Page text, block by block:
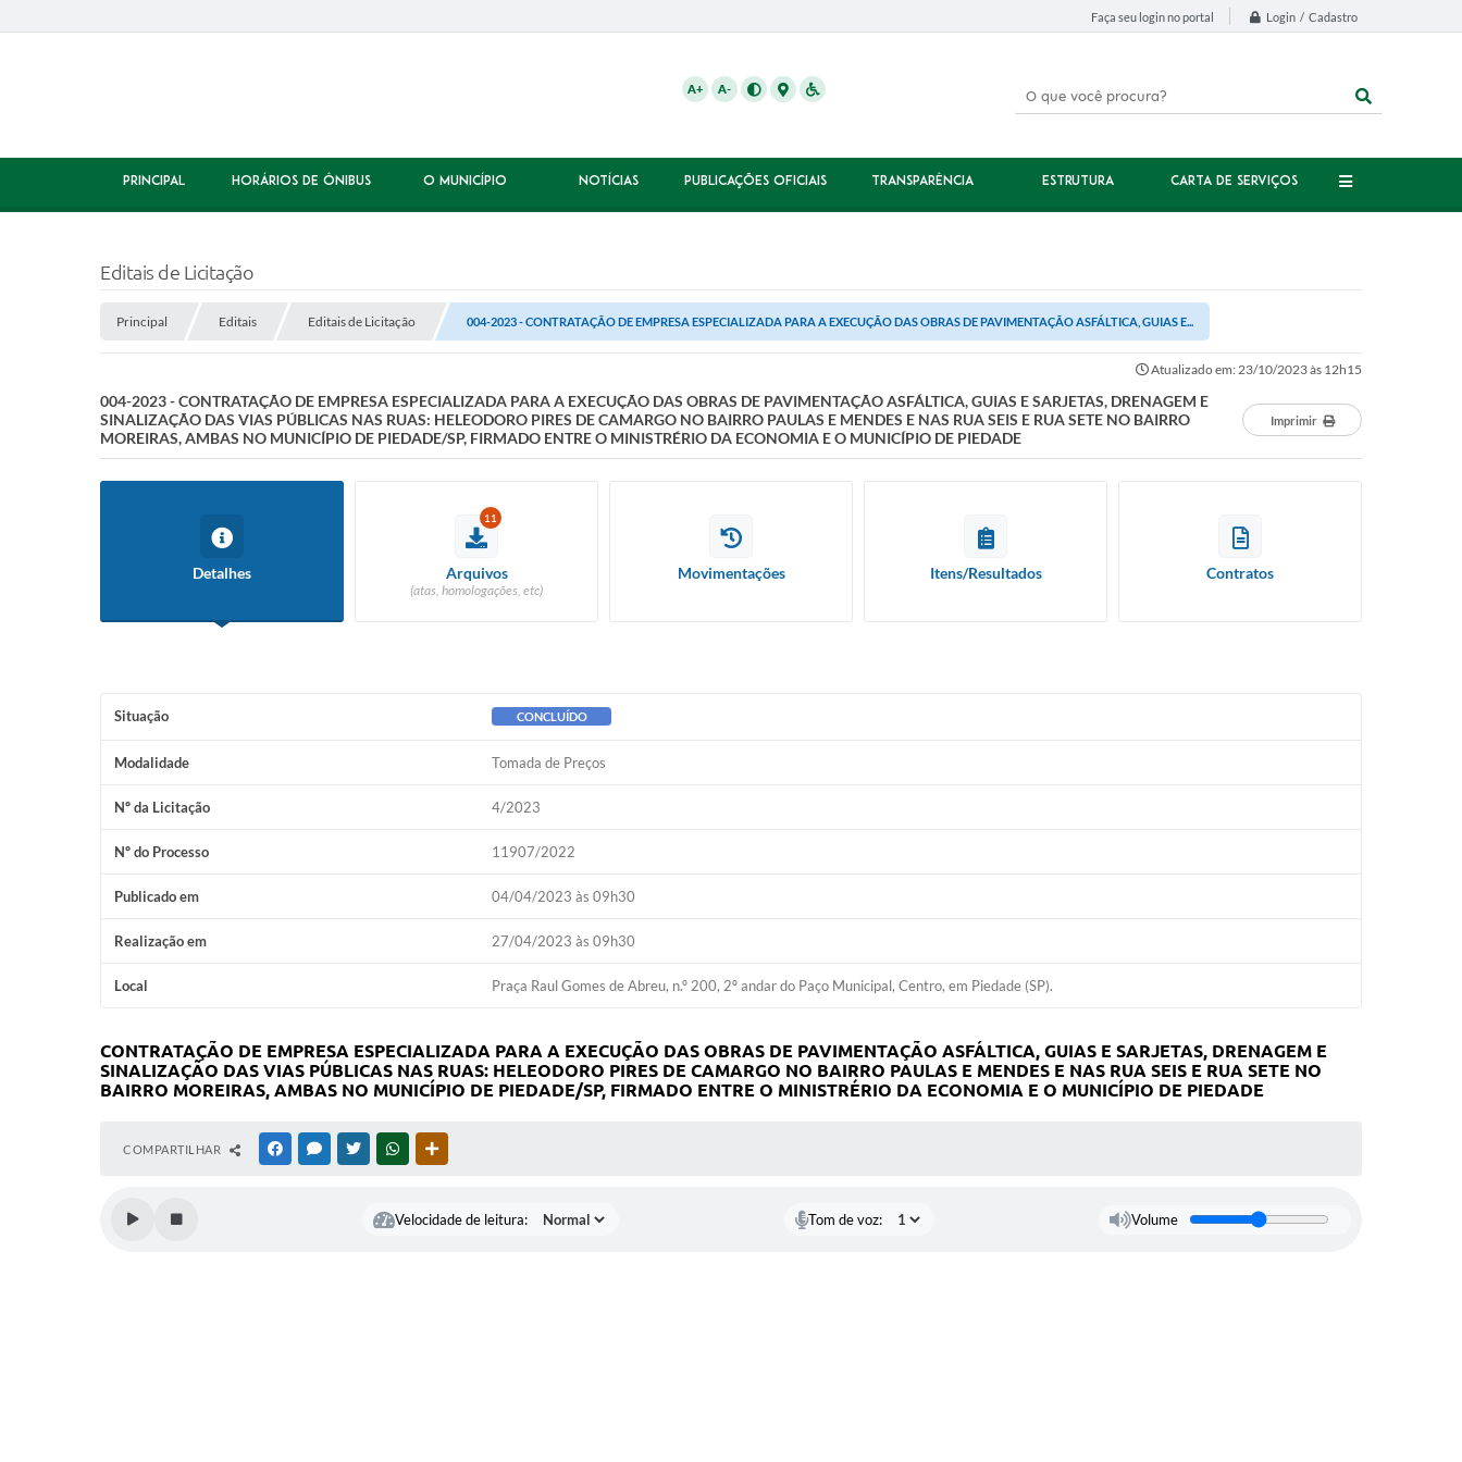
Faça seu login no portal Login / Cadastro
A+ A-
PRINCIPAL HORÁRIOS DE ÔNIBUS O MUNICÍPIO NOTÍCIAS PUBLICAÇÕES OFICIAIS TRANSPARÊNCIA ESTRUTURA CARTA DE SERVIÇOS
Editais de Licitação
Principal Editais Editais de Licitação 004-2023 - CONTRATAÇÃO DE EMPRESA ESPECIALIZADA PARA A EXECUÇÃO DAS OBRAS DE PAVIMENTAÇÃO ASFÁLTICA, GUIAS E...
Atualizado em: 23/10/2023 às 12h15
004-2023 - CONTRATAÇÃO DE EMPRESA ESPECIALIZADA PARA A EXECUÇÃO DAS OBRAS DE PAVIMENTAÇÃO ASFÁLTICA, GUIAS E SARJETAS, DRENAGEM E
SINALIZAÇÃO DAS VIAS PÚBLICAS NAS RUAS: HELEODORO PIRES DE CAMARGO NO BAIRRO PAULAS E MENDES E NAS RUA SEIS E RUA SETE NO BAIRRO
MOREIRAS, AMBAS NO MUNICÍPIO DE PIEDADE/SP, FIRMADO ENTRE O MINISTRÉRIO DA ECONOMIA E O MUNICÍPIO DE PIEDADE
Imprimir
Detalhes
11
Arquivos
(atas, homologações, etc)
Movimentações Itens/Resultados Contratos
Situação CONCLUÍDO
Modalidade Tomada de Preços
Nº da Licitação 4/2023
Nº do Processo 11907/2022
Publicado em 04/04/2023 às 09h30
Realização em 27/04/2023 às 09h30
Local Praça Raul Gomes de Abreu, n.º 200, 2º andar do Paço Municipal, Centro, em Piedade (SP).
CONTRATAÇÃO DE EMPRESA ESPECIALIZADA PARA A EXECUÇÃO DAS OBRAS DE PAVIMENTAÇÃO ASFÁLTICA, GUIAS E SARJETAS, DRENAGEM E
SINALIZAÇÃO DAS VIAS PÚBLICAS NAS RUAS: HELEODORO PIRES DE CAMARGO NO BAIRRO PAULAS E MENDES E NAS RUA SEIS E RUA SETE NO
BAIRRO MOREIRAS, AMBAS NO MUNICÍPIO DE PIEDADE/SP, FIRMADO ENTRE O MINISTRÉRIO DA ECONOMIA E O MUNICÍPIO DE PIEDADE
COMPARTILHAR FACEBOOKMESSENGER
TWITTERWHATSAPP
Velocidade de leitura: Tom de voz: Volume